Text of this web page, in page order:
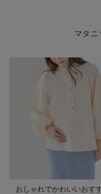
マタ
おしゃれでかわいいおす